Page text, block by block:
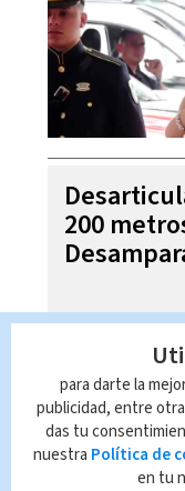
200
para darte la
publicidad, entre
das tu
nuestra Política de
en tu